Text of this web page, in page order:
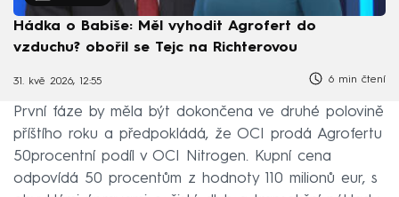
Hádka o Babiše: Měl vyhodit Agrofert do
vzduchu? obořil se Tejc na Richterovou
31. kvě 2026, 12:55 6 min čtení
První fáze by měla být dokončena ve druhé polovině
příštího roku a předpokládá, že OCI prodá Agrofertu
50procentní podíl v OCI Nitrogen. Kupní cena
odpovídá 50 procentům z hodnoty 110 milionů eur, s